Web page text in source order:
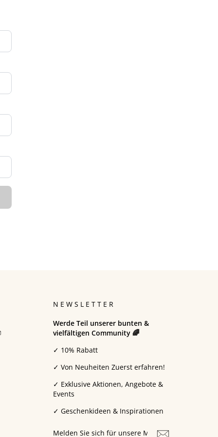
NEWSLETTER
Werde Teil unserer bunten &
vielfältigen Community 🌈
✓ 10% Rabatt
✓ Von Neuheiten Zuerst erfahren!
✓ Exklusive Aktionen, Angebote &
Events
✓ Geschenkideen & Inspirationen
SIE